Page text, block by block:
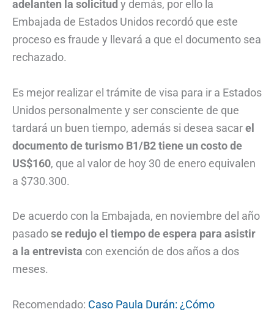
adelanten la solicitud y demás, por ello la
Embajada de Estados Unidos recordó que este
proceso es fraude y llevará a que el documento sea
rechazado.
Es mejor realizar el trámite de visa para ir a Estados
Unidos personalmente y ser consciente de que
tardará un buen tiempo, además si desea sacarel
documento de turismo B1/B2 tiene un costo de
US$160, que al valor de hoy 30 de enero equivalen
a $730.300.
De acuerdo con la Embajada, en noviembre del año
pasadose redujo el tiempo de espera para asistir
a la entrevista con exención de dos años a dos
meses.
Recomendado: Caso Paula Durán: ¿Cómo